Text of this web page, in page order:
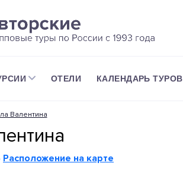
ОТЕЛИ КАЛЕНДАРЬ ТУРОВ
Валентина
Расположение на карте